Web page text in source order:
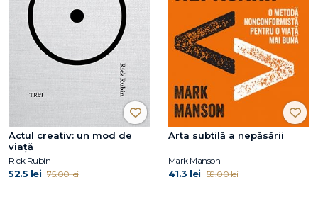
Actul creativ: un mod de
viață
Rick Rubin
52.5 lei 75.00 lei
Arta subtilă a nepăsării
Mark Manson
41.3 lei 59.00 lei